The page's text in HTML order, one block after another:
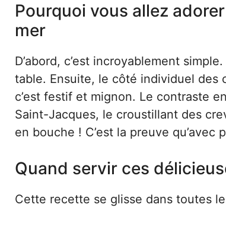
Pourquoi vous allez
mer
D’abord, c’est incroyablement
table. Ensuite, le côté individuel des
c’est festif et mignon. Le contraste
Saint-Jacques, le croustillant des
en bouche ! C’est la preuve
Quand servir ces
Cette recette se glisse dans toutes